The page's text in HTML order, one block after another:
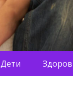
Дети